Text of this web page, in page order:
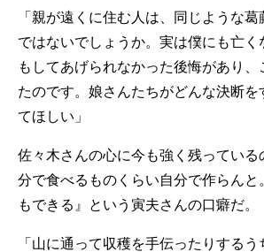
「親が遠くに住む人は、同じような
ではないでしょうか。実は僕にも亡く
もしてあげられなかった後悔があり、
たのです。娘さんたちがどんな決断を
てほしい」
佐々木さんの心に今も強く残っている
分で食べるものくらい自分で作らんと
もできる』という寅夫さんの口癖だ。
「山に通って収穫を手伝ったりする